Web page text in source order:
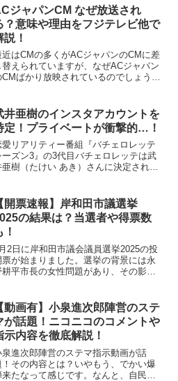
ますね・・・。今回は、神戸大学バド
ントンサークル「BADB...
ジャパンCM なぜ放送され
？意味や理由をフジテレビ他で
説！
近はCMの多くがACジャパンのCMに差
替えられていますが、なぜACジャパン
CMばかり放映されているのでしょう
てフジテレビ不祥事疑惑や震災などか
解説していきま...
井亜樹のインスタアカウントを
定！プライベートが衝撃的…！
愛リアリティー番組『バチェロレッテ
ーズン3』の3代目バチェロレッテは武
亜樹（たけい あき）さんに決定されま
こないんですよね。しかしながら、今
バチェロレッテ3...
開票速報】岸和田市議選挙
の結果は？当選者や得票数
！
2日に岸和田市議会議員選挙2025の投
票が始まりました。選挙の背景には永
耕平市長の女性問題があり、その影響
ことが挙げられます。岸和田市議会議
選挙2025では、...
動画有】小泉進次郎陣営のステ
が話題！ニコニコのコメントや
示内容を徹底解説！
泉進次郎陣営のステマ指示動画が話
！その内容とは？いやもう、でかい爆
来たなって感じです。なんと、自民党